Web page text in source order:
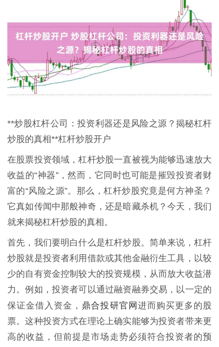
**炒股杠杆公司：投资利器还是风险之源？揭秘杠杆
炒股的真相**杠杆炒股开户
在股票投资领域，杠杆炒股一直被视为能够迅速放大
收益的“神器”，然而，它同时也可能是摧毁投资者财
富的“风险之源”。那么，杠杆炒股究竟是何方神圣？
它真如传闻中那般神奇，还是暗藏杀机？今天，我们
就来揭秘杠杆炒股的真相。
首先，我们要明白什么是杠杆炒股。简单来说，杠杆
炒股就是投资者利用借款或其他金融衍生工具，以较
少的自有资金控制较大的投资规模，从而放大收益潜
力。例如，投资者可以通过融资融券交易，以一定的
保证金借入资金， 鼎合投研官网进而购买更多的股
票。这种投资方式在理论上确实能够为投资者带来更
高的收益，但前提是市场走势必须符合投资者的预